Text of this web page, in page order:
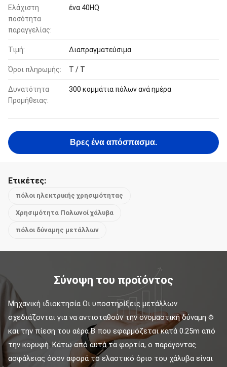
Ελάχιστη
ποσότητα
παραγγελίας:
ένα 40HQ
Τιμή: Διαπραγματεύσιμα
Όροι πληρωμής: T / T
Δυνατότητα
Προμήθειας:
300 κομμάτια πόλων ανά ημέρα
Βρες ένα απόσπασμα.
Ετικέτες:
πόλοι ηλεκτρικής χρησιμότητας
Χρησιμότητα Πολωνοί χάλυβα
πόλοι δύναμης μετάλλων
Σύνοψη του προϊόντος
Μηχανική ιδιοκτησία Οι υποστηρίξεις μετάλλων
σχεδιάζονται για να αντισταθούν την ονομαστική δύναμη Φ
και την πίεση του αέρα Β που εφαρμόζεται κατά 0.25m από
την κορυφή. Κάτω από αυτά τα φορτία, ο παράγοντας
ασφάλειας όσον αφορά το ελαστικό όριο του χάλυβα είναι